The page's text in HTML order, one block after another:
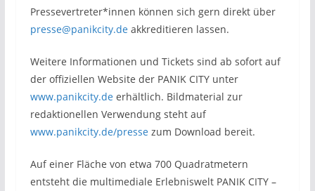
Pressevertreter*innen können sich gern direkt über
presse@panikcity.deakkreditieren lassen.
Weitere Informationen und Tickets sind ab sofort auf
der offiziellen Website der PANIK CITY unter
www.panikcity.deerhältlich. Bildmaterial zur
redaktionellen Verwendung steht auf
www.panikcity.de/pressezum Download bereit.
Auf einer Fläche von etwa 700 Quadratmetern
entsteht die multimediale Erlebniswelt PANIK CITY –